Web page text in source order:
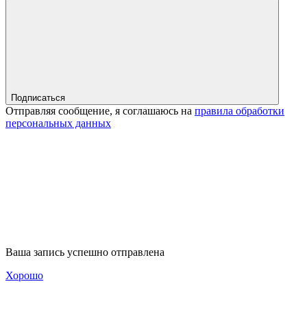
Подписаться
Отправляя сообщение, я соглашаюсь на правила обработки
персональных данных
Ваша запись успешно отправлена
Хорошо